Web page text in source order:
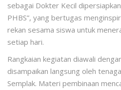
sebagai Dokter Kecil
PHBS”, yang bertugas
rekan sesama siswa untuk
setiap hari.
Rangkaian kegiatan diawali
disampaikan langsung oleh
Semplak. Materi pembinaan